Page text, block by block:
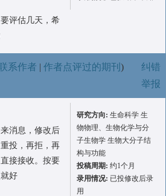
评估几天，希
系作者 | 作者点评过的期刊 )
纠错
举报
消息，修改后
投，再拒，再
接接收。按要
好
研究方向: 生命科学 生
物物理、生物化学与分
子生物学 生物大分子结
构与功能
投稿周期: 约1个月
录用情况: 已投修改后录
用